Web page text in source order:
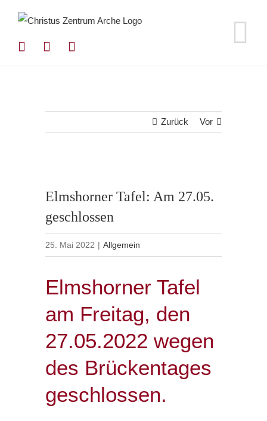
springen
Zurück Vor
Elmshorner Tafel: Am 27.05.
geschlossen
25. Mai 2022 | Allgemein
Elmshorner Tafel
am Freitag, den
27.05.2022 wegen
des Brückentages
geschlossen.